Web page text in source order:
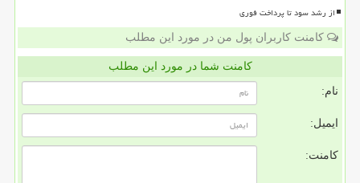
از رشد سود تا پرداخت فوری
کامنت کاربران پول من در مورد این مطلب
کامنت شما در مورد این مطلب
نام:
ایمیل:
کامنت: